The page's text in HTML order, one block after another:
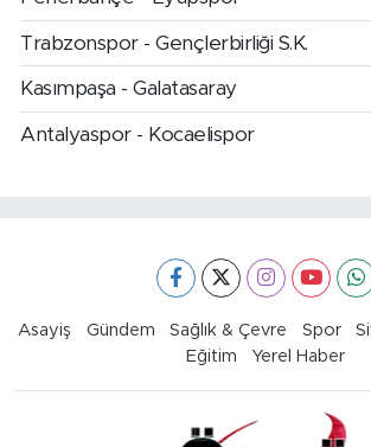
Trabzonspor - Gençlerbirliği S.K.
Kasımpaşa - Galatasaray
Antalyaspor - Kocaelispor
Asayiş Gündem Sağlık & Çevre Spor
Eğitim
Yerel Haber